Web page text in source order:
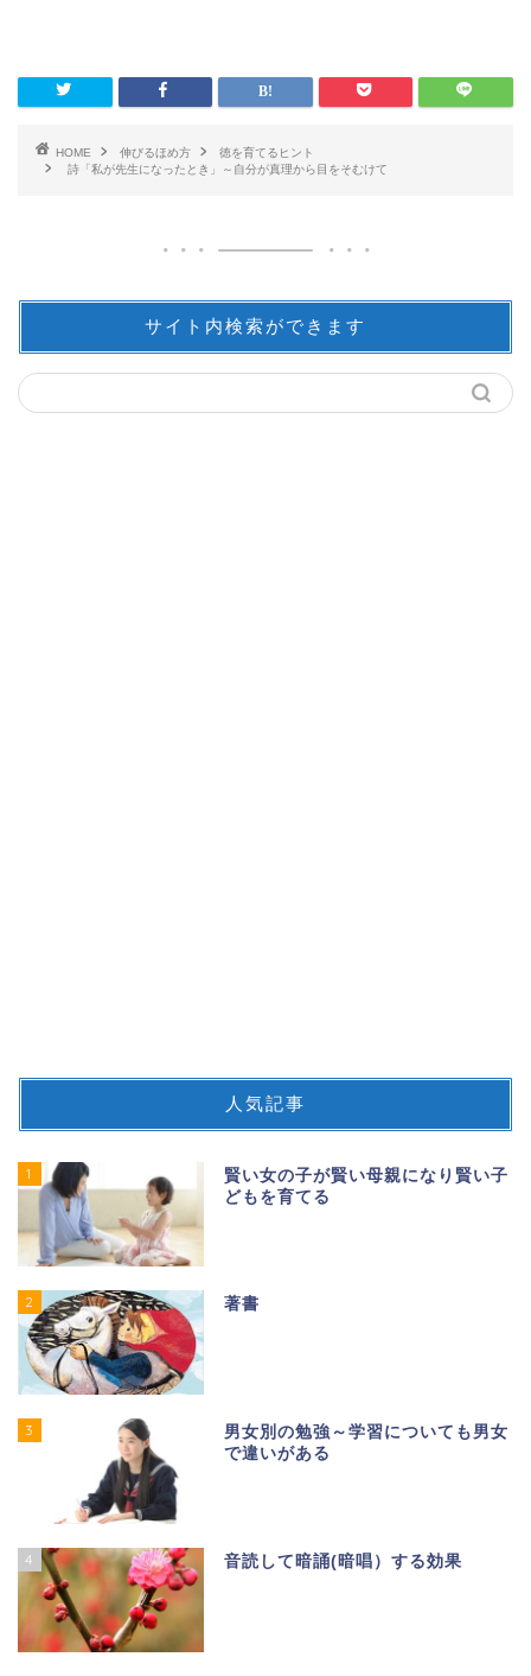
HOME 伸びるほめ方
徳を育てるヒント
詩「私が先生になったとき」～自分が真理から目をそむけて
サイト内検索ができます
人気記事
1
賢い女の子が賢い母親になり賢い子
どもを育てる
2 著書
3
男女別の勉強～学習についても男女
で違いがある
4 音読して暗誦(暗唱）する効果